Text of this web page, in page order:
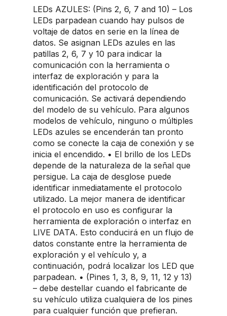
LEDs AZULES: (Pins 2, 6, 7 and 10) – Los
LEDs parpadean cuando hay pulsos de
voltaje de datos en serie en la línea de
datos. Se asignan LEDs azules en las
patillas 2, 6, 7 y 10 para indicar la
comunicación con la herramienta o
interfaz de exploración y para la
identificación del protocolo de
comunicación. Se activará dependiendo
del modelo de su vehículo. Para algunos
modelos de vehículo, ninguno o múltiples
LEDs azules se encenderán tan pronto
como se conecte la caja de conexión y se
inicia el encendido. • El brillo de los LEDs
depende de la naturaleza de la señal que
persigue. La caja de desglose puede
identificar inmediatamente el protocolo
utilizado. La mejor manera de identificar
el protocolo en uso es configurar la
herramienta de exploración o interfaz en
LIVE DATA. Esto conducirá en un flujo de
datos constante entre la herramienta de
exploración y el vehículo y, a
continuación, podrá localizar los LED que
parpadean. • (Pines 1, 3, 8, 9, 11, 12 y 13)
– debe destellar cuando el fabricante de
su vehículo utiliza cualquiera de los pines
para cualquier función que prefieran.